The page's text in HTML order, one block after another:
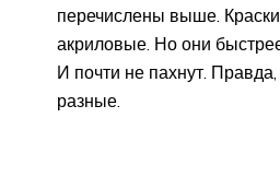
перечислены выше.
акриловые. Но они
И почти не пахнут.
разные.